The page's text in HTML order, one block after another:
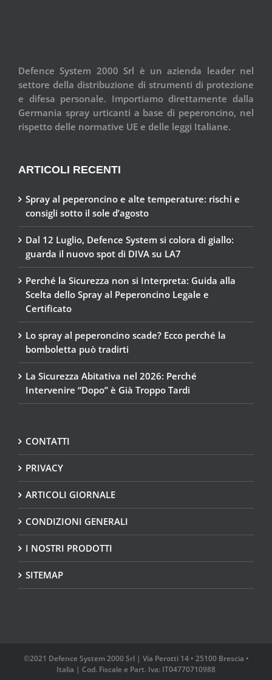
Defence System 2000 Srl è un azienda leader nel
settore della distribuzione di strumenti di protezione
e difesa personale. Importiamo direttamente dalla
Germania spray urticanti a base di peperoncino, nel
rispetto delle normative UE e delle leggi Italiane.
ARTICOLI RECENTI
Spray al peperoncino e alte temperature: rischi e
consigli sotto il sole d’agosto
Dal 12 Luglio, Defence System si colora di giallo:
guarda il nuovo spot di DIVA su LA7
Perché la Sicurezza non si Interpreta: Guida alla
Scelta dello Spray al Peperoncino Legale e
Certificato
Lo spray al peperoncino scade? Ecco perché la
bomboletta può tradirti
La Sicurezza Abitativa nel 2026: Perché
Intervenire “Dopo” è Già Troppo Tardi
CONTATTI
PRIVACY
ARTICOLI GIORNALE
CONDIZIONI GENERALI
I NOSTRI PRODOTTI
SITEMAP
©2021 Defence System 2000 Srl | Via Perotti 14 • 25100 Brescia •
Italia | Cod. Fiscale e Part. Iva: IT04770710988